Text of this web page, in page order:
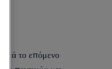
το επόμενο